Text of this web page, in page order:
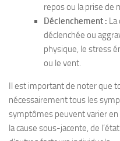
repos ou la prise de
Déclenchement : La
déclenchée ou
physique, le stress
ou le vent.
Il est important de noter que
nécessairement tous les
symptômes peuvent varier en
la cause sous-jacente, de